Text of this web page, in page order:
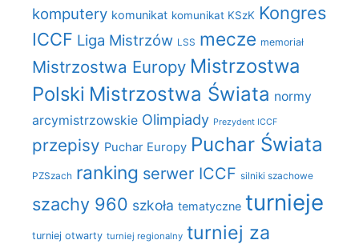
komputery komunikat komunikat KSzK Kongres
ICCF Liga Mistrzów LSS mecze memoriał
Mistrzostwa Europy Mistrzostwa
Polski Mistrzostwa Świata normy
arcymistrzowskie Olimpiady Prezydent ICCF
przepisy Puchar Europy Puchar Świata
PZSzach ranking serwer ICCF silniki szachowe
szachy 960 szkoła tematyczne turnieje
turniej otwarty turniej regionalny turniej za